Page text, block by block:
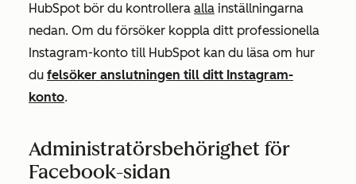
HubSpot bör du kontrollera alla inställningarna
nedan. Om du försöker koppla ditt professionella
Instagram-konto till HubSpot kan du läsa om hur
du felsöker anslutningen till ditt Instagram-
konto.
Administratörsbehörighet för
Facebook-sidan